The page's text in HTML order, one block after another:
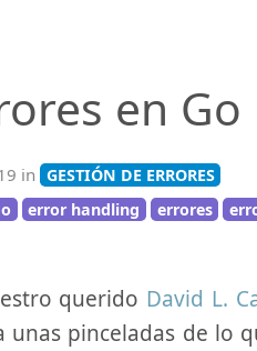
en Go
in GESTIÓN DE ERRORES
error handling errores
querido David L.
unas pinceladas de lo